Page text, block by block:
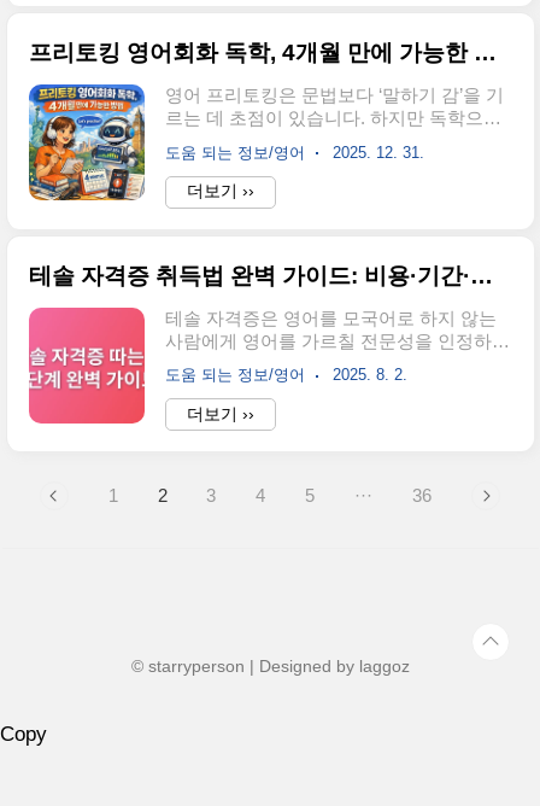
질 수 있습니다.영어를 잘하려면 완벽해야
피킹에서 더 중요한 것은 의미 전달입니다.
문법은 그다음에 따라와도 충분합니다.실수
허용이 출발점대화 지속이 핵심맥락 이해가
식에 따라 체감 차이는 큽니다. 말하기 중심
중..
프리토킹 영어회화 독학, 4개월 만에 가능한 방법
영어 프리토킹은 문법보다 ‘말하기 감’을 기
르는 데 초점이 있습니다. 하지만 독학으로
꾸준히 이어가는 건 쉽지 않죠. 실제로 3개
월 이상 지속하는 사람은 전체의 27%에 불
과합니다 (출처: 한국영어교육학회 2024).
그렇다면, 프리토킹 영어회화를 혼자서 효
차이, 4개월 완성 루틴, 그리고 주제별 연습
말하기 실력을 한 단계 올리고 싶다면 끝까
지 읽어보세요.프리토킹 지속률 27%, 스터
디 병행 시 2배 향상 (출처: 한국영어교육학
회 2024)4개월 루틴으로 일상 주제 60개 완
성 가능주 3회 20분 프리토킹으로 발화량 5
도움 되는 정보/영어 2025. 12. 31.
더보기 ››
테솔 자격증 취득법 완벽 가이드: 비용·기간·활용까지
테솔 자격증은 영어를 모국어로 하지 않는
사람에게 영어를 가르칠 전문성을 인정하는
인증서입니다. 온라인과 오프라인 과정이
다양해졌지만, 과정별 차이와 실무 적용도
고민이 깊어집니다. 최신 데이터와 실제 후
기, 합격률, 비용 정보를 통해 효율적이고 현
료로도 가능하며 국내외 영어 교육 분야에
증 취득 후 방과후 영어 강사, 해외 교사 취
업 등에서 경쟁력 상승 효과가 분명히 확인
도움 되는 정보/영어 2025. 8. 2.
더보기 ››
1 2 3 4 5 ··· 36
© starryperson | Designed by laggoz
Copy